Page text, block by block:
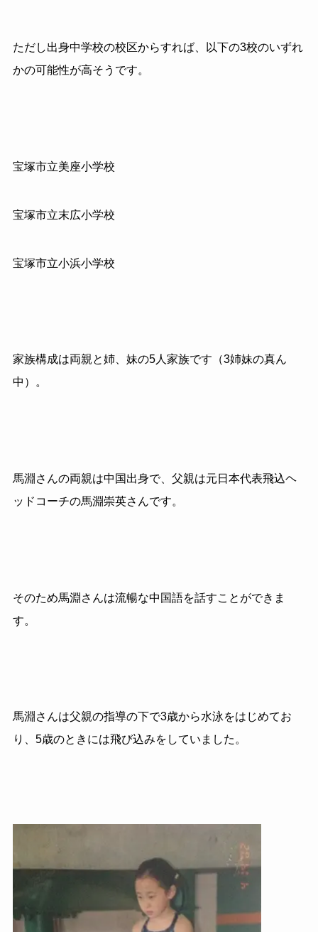
ただし出身中学校の校区からすれば、以下の3校のいずれ
かの可能性が高そうです。
宝塚市立美座小学校
宝塚市立末広小学校
宝塚市立小浜小学校
家族構成は両親と姉、妹の5人家族です（3姉妹の真ん
中）。
馬淵さんの両親は中国出身で、父親は元日本代表飛込ヘ
ッドコーチの馬淵崇英さんです。
そのため馬淵さんは流暢な中国語を話すことができま
す。
馬淵さんは父親の指導の下で3歳から水泳をはじめてお
り、5歳のときには飛び込みをしていました。